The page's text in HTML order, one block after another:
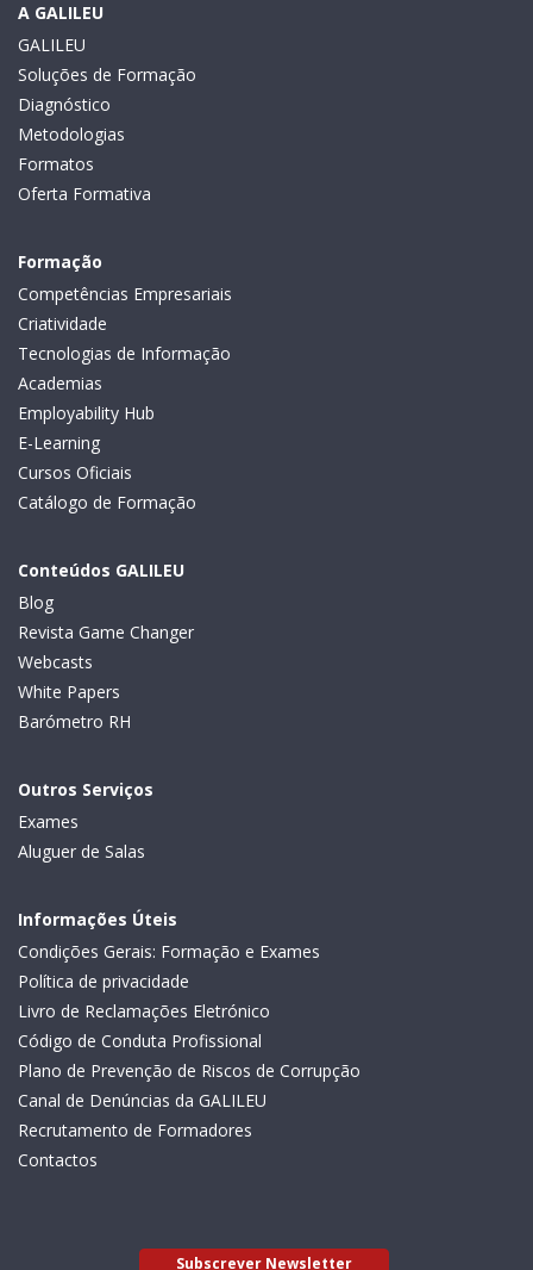
A GALILEU
GALILEU
Soluções de Formação
Diagnóstico
Metodologias
Formatos
Oferta Formativa
Formação
Competências Empresariais
Criatividade
Tecnologias de Informação
Academias
Employability Hub
E-Learning
Cursos Oficiais
Catálogo de Formação
Conteúdos GALILEU
Blog
Revista Game Changer
Webcasts
White Papers
Barómetro RH
Outros Serviços
Exames
Aluguer de Salas
Informações Úteis
Condições Gerais: Formação e Exames
Política de privacidade
Livro de Reclamações Eletrónico
Código de Conduta Profissional
Plano de Prevenção de Riscos de Corrupção
Canal de Denúncias da GALILEU
Recrutamento de Formadores
Contactos
Subscrever Newsletter